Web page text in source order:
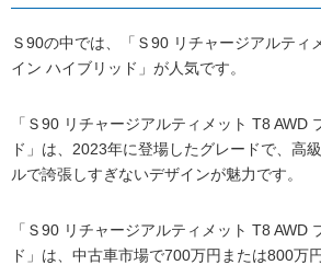
Ｓ90の中では、「Ｓ90 リチャージアルティ
イン ハイブリッド」が人気です。
「Ｓ90 リチャージアルティメット T8 AWD
ド」は、2023年に登場したグレードで、高
ルで誇張しすぎないデザインが魅力です。
「Ｓ90 リチャージアルティメット T8 AWD
ド」は、中古車市場で700万円または800万